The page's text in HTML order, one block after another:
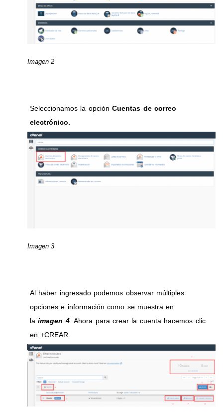
Imagen 2
Seleccionamos la opciónCuentas de correo
electrónico.
Imagen 3
Al haber ingresado podemos observar múltiples
opciones e información como se muestra en
laimagen 4. Ahora para crear la cuenta hacemos clic
en +CREAR.